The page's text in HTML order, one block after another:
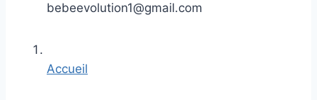
bebeevolution1@gmail.com
Accueil